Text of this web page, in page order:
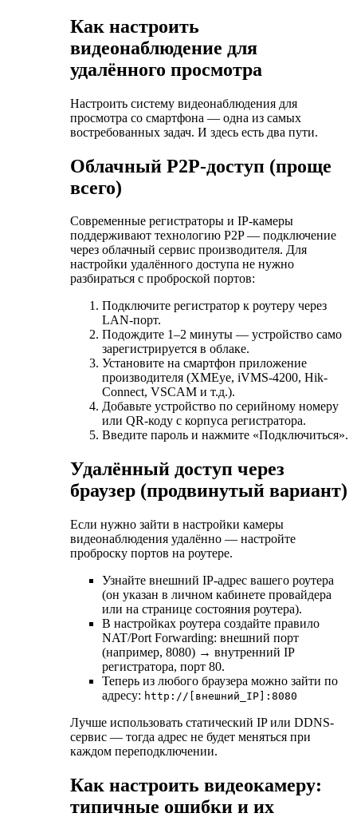
Как настроить
видеонаблюдение для
удалённого просмотра
Настроить систему видеонаблюдения для
просмотра со смартфона — одна из самых
востребованных задач. И здесь есть два пути.
Облачный P2P-доступ (проще
всего)
Современные регистраторы и IP-камеры
поддерживают технологию P2P — подключение
через облачный сервис производителя. Для
настройки удалённого доступа не нужно
разбираться с проброской портов:
Подключите регистратор к роутеру через
LAN-порт.
Подождите 1–2 минуты — устройство само
зарегистрируется в облаке.
Установите на смартфон приложение
производителя (XMEye, iVMS-4200, Hik-
Connect, VSCAM и т.д.).
Добавьте устройство по серийному номеру
или QR-коду с корпуса регистратора.
Введите пароль и нажмите «Подключиться».
Удалённый доступ через
браузер (продвинутый вариант)
Если нужно зайти в настройки камеры
видеонаблюдения удалённо — настройте
проброску портов на роутере.
Узнайте внешний IP-адрес вашего роутера
(он указан в личном кабинете провайдера
или на странице состояния роутера).
В настройках роутера создайте правило
NAT/Port Forwarding: внешний порт
(например, 8080) → внутренний IP
регистратора, порт 80.
Теперь из любого браузера можно зайти по
адресу: http://[внешний_IP]:8080
Лучше использовать статический IP или DDNS-
сервис — тогда адрес не будет меняться при
каждом переподключении.
Как настроить видеокамеру:
типичные ошибки и их